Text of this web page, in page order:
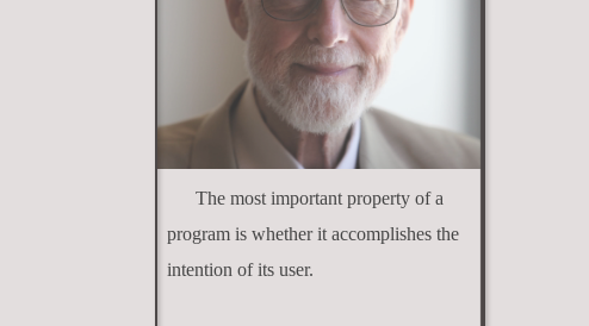
The most important property of a
program is whether it accomplishes the
intention of its user.